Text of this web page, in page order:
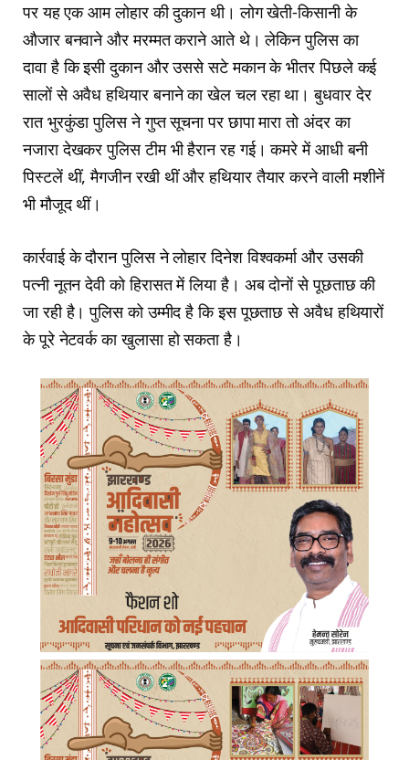
पर यह एक आम लोहार की दुकान थी। लोग खेती-किसानी के
औजार बनवाने और मरम्मत कराने आते थे। लेकिन पुलिस का
दावा है कि इसी दुकान और उससे सटे मकान के भीतर पिछले कई
सालों से अवैध हथियार बनाने का खेल चल रहा था। बुधवार देर
रात भुरकुंडा पुलिस ने गुप्त सूचना पर छापा मारा तो अंदर का
नजारा देखकर पुलिस टीम भी हैरान रह गई। कमरे में आधी बनी
पिस्टलें थीं, मैगजीन रखी थीं और हथियार तैयार करने वाली मशीनें
भी मौजूद थीं।
कार्रवाई के दौरान पुलिस ने लोहार दिनेश विश्वकर्मा और उसकी
पत्नी नूतन देवी को हिरासत में लिया है। अब दोनों से पूछताछ की
जा रही है। पुलिस को उम्मीद है कि इस पूछताछ से अवैध हथियारों
के पूरे नेटवर्क का खुलासा हो सकता है।